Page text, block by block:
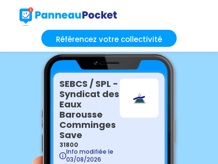
Référencez votre collectivité
SEBCS / SPL -
Syndicat des
Eaux
Barousse
Comminges
Save
31800
Info modifiée le
03/08/2026